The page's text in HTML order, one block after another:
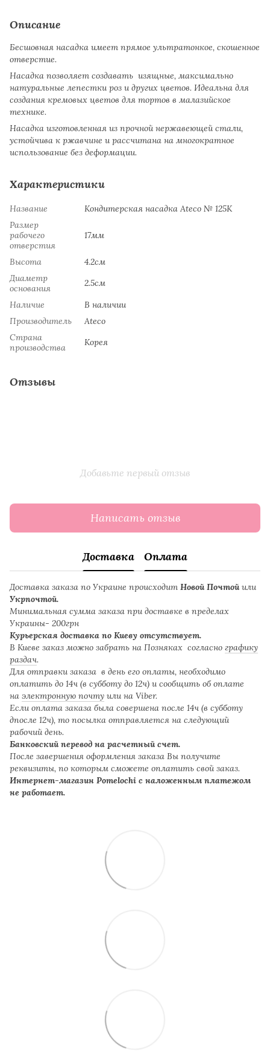
Описание
Бесшовная насадка имеет прямое ультратонкое, скошенное
отверстие.
Насадка позволяет создавать изящные, максимально
натуральные лепестки роз и других цветов. Идеальна для
создания кремовых цветов для тортов в малазийское
технике.
Насадка изготовленная из прочной нержавеющей стали,
устойчива к ржавчине и рассчитана на многократное
использование без деформации.
Характеристики
Название
Кондитерская насадка Ateco № 125К
Размер
рабочего
отверстия
17мм
Высота
4.2см
Диаметр
основания
2.5см
Наличие
В наличии
Производитель
Ateco
Страна
производства
Koрeя
Отзывы
Добавьте первый отзыв
Написать отзыв
Доставка Оплата
Доставка заказа по Украине происходит Новой Почтой или
Укрпочтой.
Минимальная сумма заказа при доставке в пределах
Украины- 200грн
Курьерская доставка по Киеву отсутствует.
В Киеве заказ можно забрать на Позняках согласно графику
раздач.
Для отправки заказа в день его оплаты, необходимо
оплатить до 14ч (в субботу до 12ч) и сообщить об оплате
на электронную почту или на Viber.
Если оплата заказа была совершена после 14ч (в субботу
дпосле 12ч), то посылка отправляется на следующий
рабочий день.
Банковский перевод на расчетный счет.
После завершения оформления заказа Вы получите
реквизиты, по которым сможете оплатить свой заказ.
Интернет-магазин Pomelochi с наложенным платежом
не работает.